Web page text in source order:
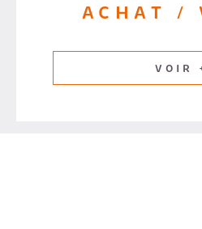
ACHAT /
VOIR